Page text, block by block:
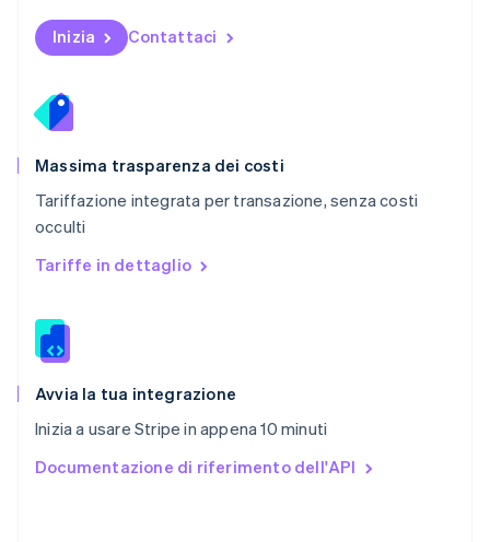
Inizia Contattaci
Massima trasparenza dei costi
Tariffazione integrata per transazione, senza costi
occulti
Tariffe in dettaglio
Avvia la tua integrazione
Inizia a usare Stripe in appena 10 minuti
Documentazione di riferimento dell'API
English
Portogallo
RAS di Hong Kong, Cina
English
English
English
Romania
English
Slovacchia
Slovenia
English Italiano
EspañolEnglish
English Español 简体中文